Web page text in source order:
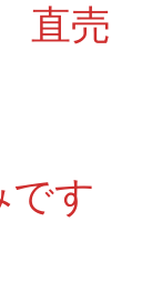
直売
す